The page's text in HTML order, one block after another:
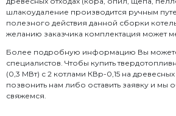
шлакоудаление производится ручным
полезного действия данной сборки
желанию заказчика комплектация может
Более подробную информацию Вы
специалистов. Чтобы купить
(0,3 МВт) с 2 котлами КВр-0,15 на древесных
позвонить нам либо оставить заявку и мы
свяжемся.